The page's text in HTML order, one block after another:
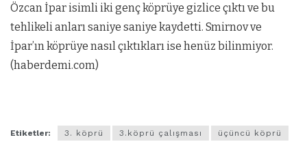
Özcan İpar isimli iki genç köprüye gizlice çıktı ve bu
tehlikeli anları saniye saniye kaydetti. Smirnov ve
İpar’ın köprüye nasıl çıktıkları ise henüz bilinmiyor.
(haberdemi.com)
Etiketler: 3. köprü 3.köprü çalışması üçüncü köprü